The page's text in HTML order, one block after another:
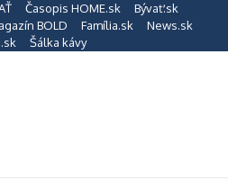
Časopis HOME.sk
Bývať.sk
BOLD Família.sk
News.sk
Šálka kávy